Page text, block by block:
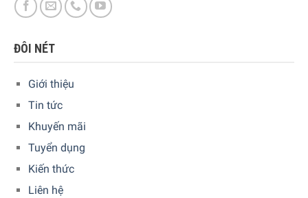
ĐÔI NÉT
Giới thiệu
Tin tức
Khuyến mãi
Tuyển dụng
Kiến thức
Liên hệ